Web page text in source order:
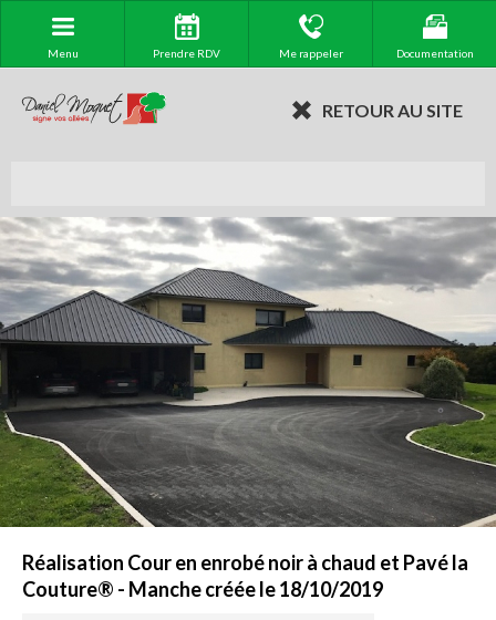
Menu Prendre RDV Me rappeler Documentation
RETOUR AU SITE
Réalisation Cour en enrobé noir à chaud et Pavé la
Couture® - Manche créée le 18/10/2019